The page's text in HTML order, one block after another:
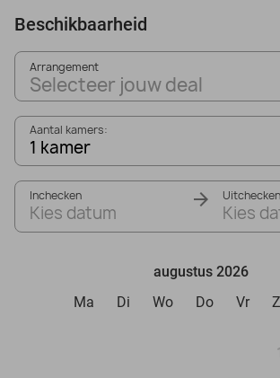
Beschikbaarheid
Arrangement
Selecteer jouw deal
Aantal kamers:
1 kamer
Inchecken
Kies datum
Uitchecken
Kies
augustus 2026
Ma
Di Wo Do Vr